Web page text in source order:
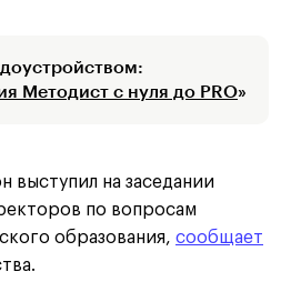
Методист с нуля до PRO»
выступил на заседании
по вопросам
образования, сообщает